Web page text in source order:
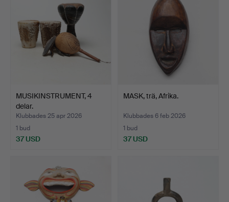
MUSIKINSTRUMENT, 4
delar.
Klubbades 25 apr 2026
1 bud
37 USD
MASK, trä, Afrika.
Klubbades 6 feb 2026
1 bud
37 USD